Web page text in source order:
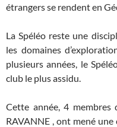
étrangers se rendent en
La Spéléo reste une
les domaines
plusieurs années, le
club le plus assidu.
Cette année, 4
RAVANNE , ont mené une